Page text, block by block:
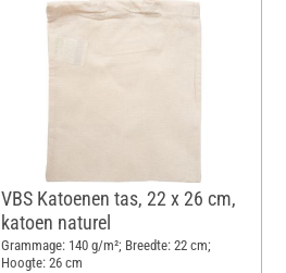
VBS Katoenen tas, 22 x 26 cm,
katoen naturel
Grammage: 140 g/m²; Breedte: 22 cm;
Hoogte: 26 cm